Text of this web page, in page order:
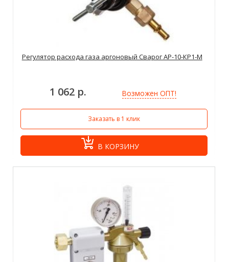
Регулятор расхода газа аргоновый Сварог АР-10-КР1-М
1 062 р. Возможен ОПТ!
Заказать в 1 клик
В КОРЗИНУ